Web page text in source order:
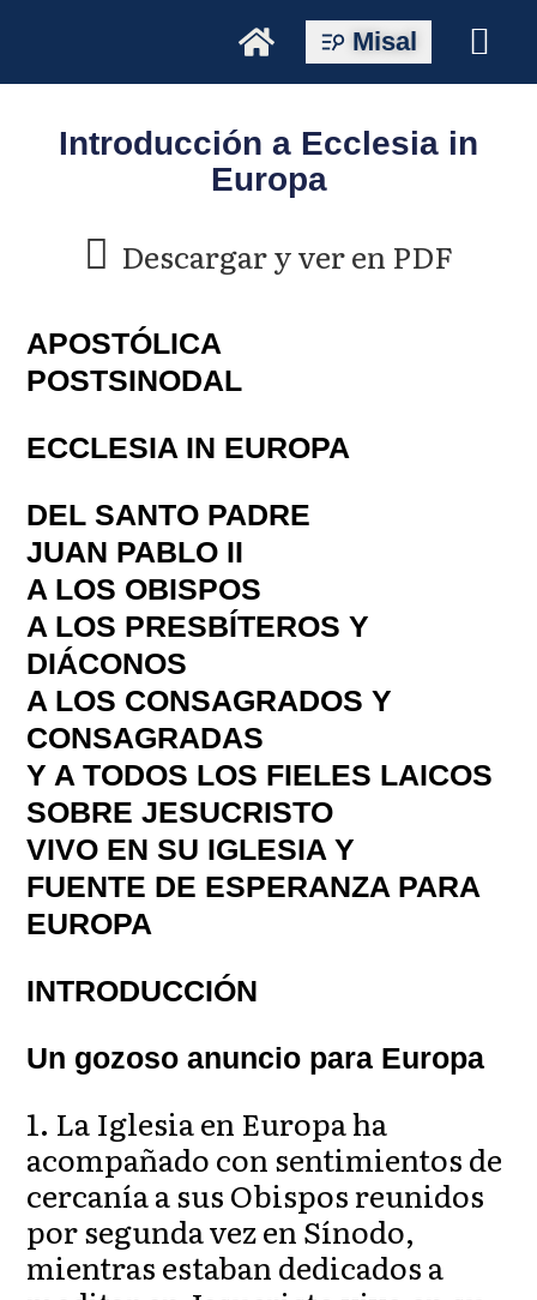
Misal
Introducción a Ecclesia in
Europa
Descargar y ver en PDF
APOSTÓLICA
POSTSINODAL
ECCLESIA IN EUROPA
DEL SANTO PADRE
JUAN PABLO II
A LOS OBISPOS
A LOS PRESBÍTEROS Y
DIÁCONOS
A LOS CONSAGRADOS Y
CONSAGRADAS
Y A TODOS LOS FIELES LAICOS
SOBRE JESUCRISTO
VIVO EN SU IGLESIA Y
FUENTE DE ESPERANZA PARA
EUROPA
INTRODUCCIÓN
Un gozoso anuncio para Europa
1. La Iglesia en Europa ha
acompañado con sentimientos de
cercanía a sus Obispos reunidos
por segunda vez en Sínodo,
mientras estaban dedicados a